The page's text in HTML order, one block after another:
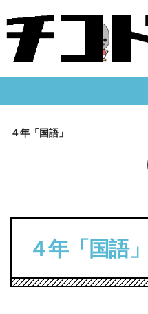
to
content
４年「国語」
４年「国語」